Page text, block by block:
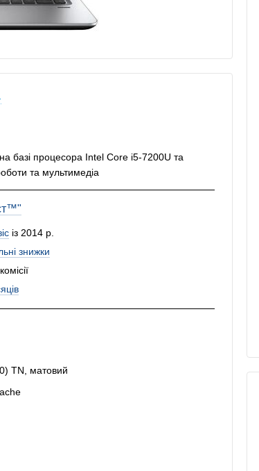
базі процесора Intel Core i5-7200U та
та мультимедіа
із 2014 р.
знижки
TN, матовий